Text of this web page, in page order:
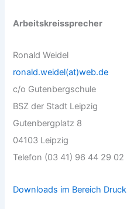
Arbeitskreissprecher
Ronald Weidel
ronald.weidel(at)web.de
c/o Gutenbergschule
BSZ der Stadt Leipzig
Gutenbergplatz 8
04103 Leipzig
Telefon (03 41) 96 44 29 02
Downloads im Bereich Druck